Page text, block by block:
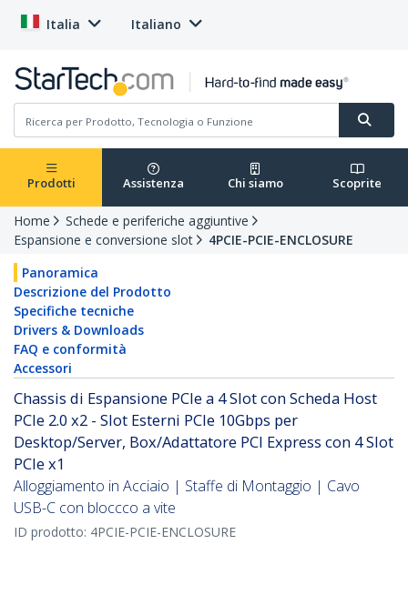
Italia Italiano
Prodotti Assistenza Chi siamo Scoprite
Home
Schede e periferiche aggiuntive
Espansione e conversione slot
4PCIE-PCIE-ENCLOSURE
Panoramica
Descrizione del Prodotto
Specifiche tecniche
Drivers & Downloads
FAQ e conformità
Accessori
Chassis di Espansione PCIe a 4 Slot con Scheda Host
PCIe 2.0 x2 - Slot Esterni PCIe 10Gbps per
Desktop/Server, Box/Adattatore PCI Express con 4 Slot
PCIe x1
Alloggiamento in Acciaio | Staffe di Montaggio | Cavo
USB-C con bloccco a vite
ID prodotto: 4PCIE-PCIE-ENCLOSURE